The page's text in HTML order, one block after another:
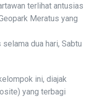
terlihat antusias
Meratus yang
dua hari, Sabtu
ini, diajak
yang terbagi